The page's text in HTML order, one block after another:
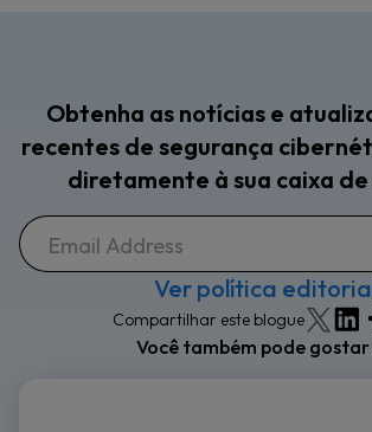
Obtenha as notícias e
recentes de segurança
diretamente à sua caixa
Ver política
Compartilhar este blogue
Você também pode gostar